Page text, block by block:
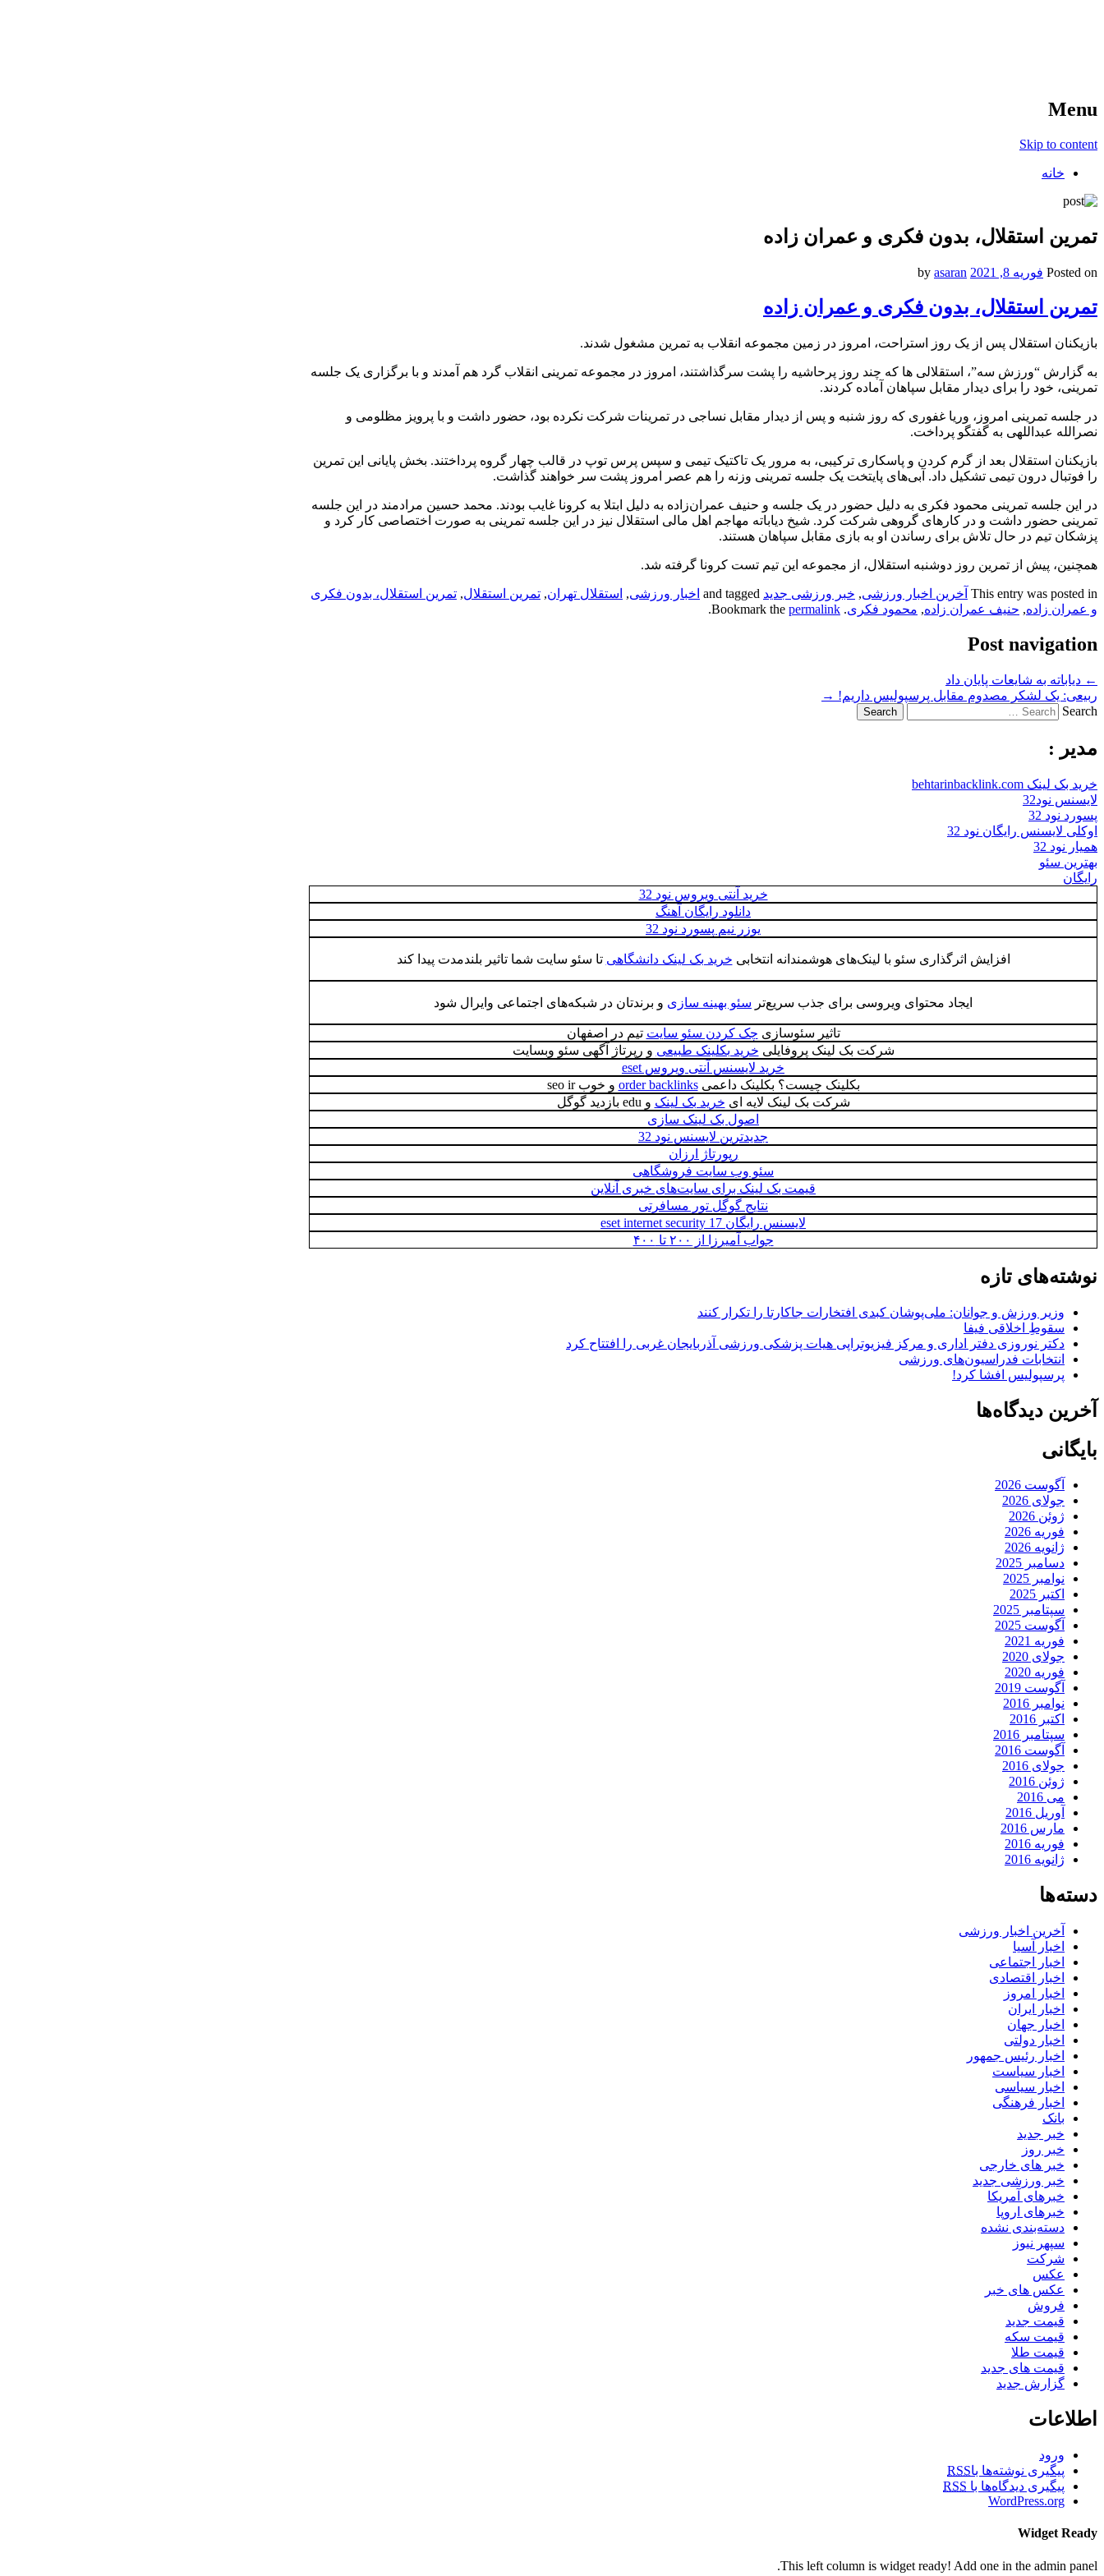
Menu
Skip to content
خانه
تمرین استقلال، بدون فکری و عمران زاده
Posted on فوریه 8, 2021 asaran
تمرین استقلال، بدون فکری و عمران زاده
بازیکنان استقلال پس از یک روز استراحت، امروز در زمین مجموعه انقلاب به تمرین مشغول شدند.
به گزارش “ورزش سه”، استقلالی ها که چند روز پرحاشیه را پشت سرگذاشتند، امروز در مجموعه تمرینی انقلاب گرد هم آمدند و با برگزاری یک جلسه
تمرینی، خود را برای دیدار مقابل سپاهان آماده کردند.
در جلسه تمرینی امروز، وریا غفوری که روز شنبه و پس از دیدار مقابل نساجی در تمرینات شرکت نکرده بود، حضور داشت و با پرویز مظلومی و
نصرالله عبداللهی به گفتگو پرداخت.
بازیکنان استقلال بعد از گرم کردن و پاسکاری ترکیبی، به مرور یک تاکتیک تیمی و سپس پرس توپ در قالب چهار گروه پرداختند. بخش پایانی این تمرین
را فوتبال درون تیمی تشکیل داد. آبی‌های پایتخت یک جلسه تمرینی وزنه را هم عصر امروز پشت سر خواهند گذاشت.
در این جلسه تمرینی محمود فکری به دلیل حضور در یک جلسه و حنیف عمران‌زاده به دلیل ابتلا به کرونا غایب بودند. محمد حسین مرادمند در این جلسه
تمرینی حضور داشت و در کارهای گروهی شرکت کرد. شیخ دیاباته مهاجم اهل مالی استقلال نیز در این جلسه تمرینی به صورت اختصاصی کار کرد و
پزشکان تیم در حال تلاش برای رساندن او به بازی مقابل سپاهان هستند.
همچنین، پیش از تمرین روز دوشنبه استقلال، از مجموعه این تیم تست کرونا گرفته شد.
This entry was posted in آخرین اخبار ورزشی, خبر ورزشی جدید اخبار ورزشی, استقلال تهران, تمرین استقلال, تمرین استقلال، بدون فکری
و عمران زاده, حنیف عمران زاده, محمود فکری. Bookmark the
permalink
.
Post navigation
← دیاباته به شایعات پایان داد
ربیعی: یک لشکر مصدوم مقابل پرسپولیس داریم! →
Search
مدیر :
خرید بک لینک behtarinbacklink.com
لایسنس نود32
پسورد نود 32
اوکلی لایسنس رایگان نود 32
همیار نود 32
بهترین سئو
رایگان
خرید آنتی ویروس نود 32
دانلود رایگان آهنگ
یوزر نیم پسورد نود 32
افزایش اثرگذاری سئو با لینک‌های هوشمندانه انتخابی خرید بک لینک دانشگاهی تا سئو سایت شما تاثیر بلندمدت پیدا کند
ایجاد محتوای ویروسی برای جذب سریع‌تر سئو بهینه سازی و برندتان در شبکه‌های اجتماعی وایرال شود
تاثیر سئوسازی چک کردن سئو سایت تیم در اصفهان
شرکت بک لینک پروفایلی خرید بکلینک طبیعی و رپرتاژ آگهی سئو وبسایت
خرید لایسنس آنتی ویروس eset
بکلینک چیست؟ بکلینک داعمیorder backlinks و خوب seo ir
شرکت بک لینک لایه ای خرید بک لینک و edu بازدید گوگل
اصول بک لینک سازی
جدیدترین لایسنس نود 32
رپورتاژ ارزان
سئو وب سایت فروشگاهی
قیمت بک لینک برای سایت‌های خبری آنلاین
نتایج گوگل تور مسافرتی
لایسنس رایگان eset internet security 17
جواب آمیرزا از ۲۰۰ تا ۴۰۰
نوشته‌های تازه
وزیر ورزش و جوانان: ملی‌پوشان کبدی افتخارات جاکارتا را تکرار کنند
سقوطِ اخلاقی فیفا
دکتر نوروزی دفتر اداری و مرکز فیزیوتراپی هیات پزشکی ورزشی آذربایجان غربی را افتتاح کرد
انتخابات فدراسیون‌های ورزشی
پرسپولیس افشا کرد!
آخرین دیدگاه‌ها
بایگانی
آگوست 2026
جولای 2026
ژوئن 2026
فوریه 2026
ژانویه 2026
دسامبر 2025
نوامبر 2025
اکتبر 2025
سپتامبر 2025
آگوست 2025
فوریه 2021
جولای 2020
فوریه 2020
آگوست 2019
نوامبر 2016
اکتبر 2016
سپتامبر 2016
آگوست 2016
جولای 2016
ژوئن 2016
می 2016
آوریل 2016
مارس 2016
فوریه 2016
ژانویه 2016
دسته‌ها
آخرین اخبار ورزشی
اخبار آسیا
اخبار اجتماعی
اخبار اقتصادی
اخبار امروز
اخبار ایران
اخبار جهان
اخبار دولتی
اخبار رئیس جمهور
اخبار سیاست
اخبار سیاسی
اخبار فرهنگی
بانک
خبر جدید
خبر روز
خبر های خارجی
خبر ورزشی جدید
خبرهای آمریکا
خبرهای اروپا
دسته‌بندی نشده
سپهر نیوز
شرکت
عکس
عکس های خبر
فروش
قیمت جدید
قیمت سکه
قیمت طلا
قیمت های جدید
گزارش جدید
اطلاعات
ورود
پیگیری نوشته‌ها باRSS
پیگیری دیدگاه‌ها با RSS
WordPress.org
Widget Ready
This left column is widget ready! Add one in the admin panel.